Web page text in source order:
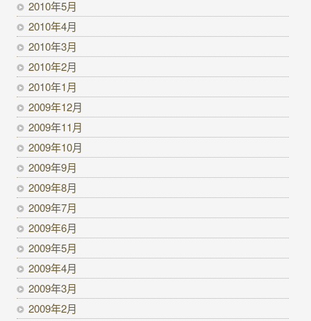
2010年5月
2010年4月
2010年3月
2010年2月
2010年1月
2009年12月
2009年11月
2009年10月
2009年9月
2009年8月
2009年7月
2009年6月
2009年5月
2009年4月
2009年3月
2009年2月